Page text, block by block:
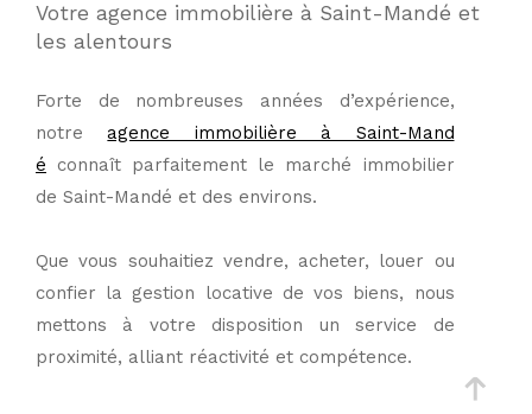
Votre agence immobilière à Saint-Mandé et
les alentours
Forte de nombreuses années d’expérience,
notreagence immobilière à Saint-Mand
é connaît parfaitement le marché immobilier
de Saint-Mandé et des environs.
Que vous souhaitiez vendre, acheter, louer ou
confier la gestion locative de vos biens, nous
mettons à votre disposition un service de
proximité, alliant réactivité et compétence.